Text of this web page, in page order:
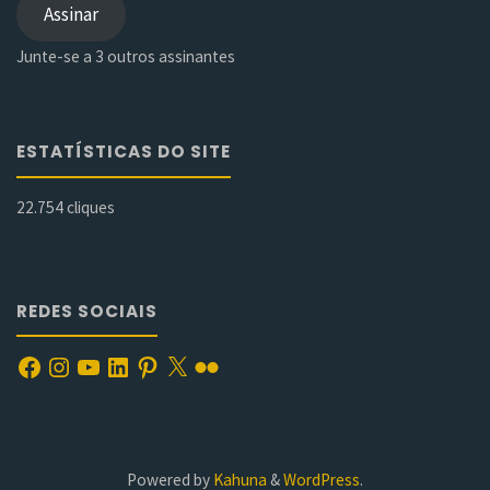
Assinar
Junte-se a 3 outros assinantes
ESTATÍSTICAS DO SITE
22.754 cliques
REDES SOCIAIS
Facebook
Instagram
YouTubeLinkedInPinterest
X Flickr
Powered by Kahuna &WordPress.